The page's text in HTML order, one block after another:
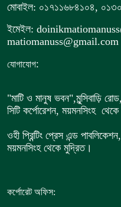
মোবাইল: ০১৭১১৬৮৪১০৪,
ইমেইল:
matiomanuss@gmail.com
যোগাযোগ:
"মাটি ও মানুষ ভবন",মুন্সিবাড়ি রোড,
সিটি কর্পোরেশন, ময়মনসিংহ
ওহী প্রিন্টিং প্রেস এন্ড
ময়মনসিংহ থেকে মুদ্রিত।
কর্পোরেট অফিস: